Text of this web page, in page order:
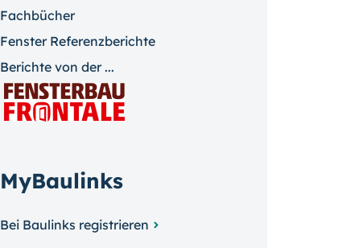
Fachbücher
Fenster Referenzberichte
Berichte von der ...
MyBaulinks
Bei Baulinks registrieren